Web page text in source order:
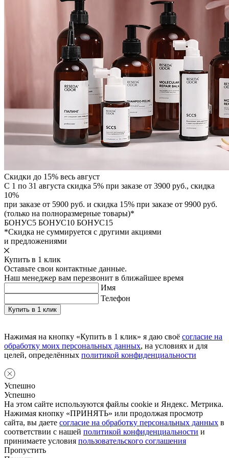
Скидки до 15% весь август
С 1 по 31 августа скидка 5% при заказе от 3900 руб., скидка
10%
при заказе от 5900 руб. и скидка 15% при заказе от 9900 руб.
(только на полноразмерные товары)*
БОНУС5 БОНУС10 БОНУС15
*Скидка не суммируется с другими акциями
и предложениями
Купить в 1 клик
Оставьте свои контактные данные.
Наш менеджер вам перезвонит в ближайшее время
Имя
Телефон
Нажимая на кнопку «Купить в 1 клик» я даю своё согласие на
обработку моих персональных данных, на условиях и для
целей, определённых политикой конфиденциальности
Успешно
Успешно
На этом сайте используются файлы cookie и Яндекс. Метрика.
Нажимая кнопку «ПРИНЯТЬ» или продолжая просмотр
сайта, вы даете согласие на обработку персональных данных в
соответствии с нашей политикой конфиденциальности и
принимаете условия пользовательского соглашения
Пропустить